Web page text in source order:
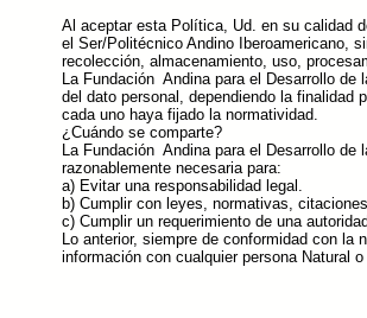
Al aceptar esta Política, Ud. en su calidad
el Ser/Politécnico Andino Iberoamericano,
recolección, almacenamiento, uso,
La Fundación Andina para el Desarrollo
del dato personal, dependiendo la finalidad
cada uno haya fijado la normatividad.
¿Cuándo se comparte?
La Fundación Andina para el Desarrollo
razonablemente necesaria para:
a) Evitar una responsabilidad legal.
b) Cumplir con leyes, normativas,
c) Cumplir un requerimiento de una
Lo anterior, siempre de conformidad con
información con cualquier persona Natural